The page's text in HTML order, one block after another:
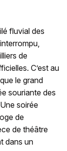
fluvial des
de
C’est au
le grand
souriante des
soirée
de
de théâtre
dans un